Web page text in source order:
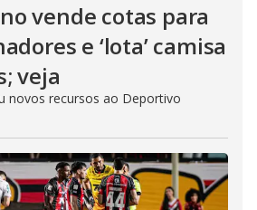
vende cotas para
e ‘lota’ camisa
veja
novos recursos ao Deportivo